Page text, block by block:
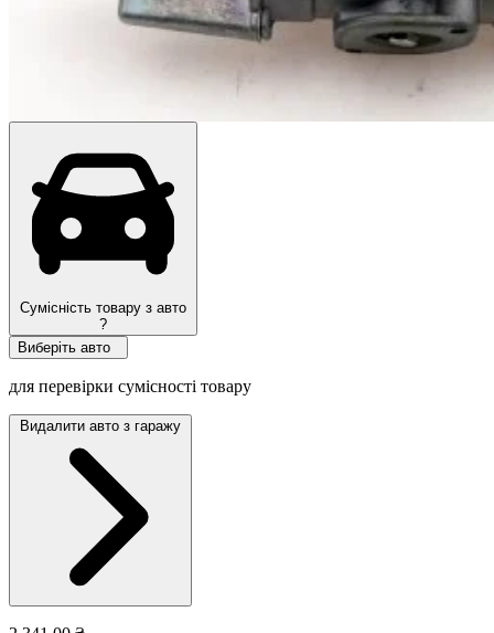
Сумісність товару з авто
?
Виберіть авто
для перевірки сумісності товару
Видалити авто з гаражу